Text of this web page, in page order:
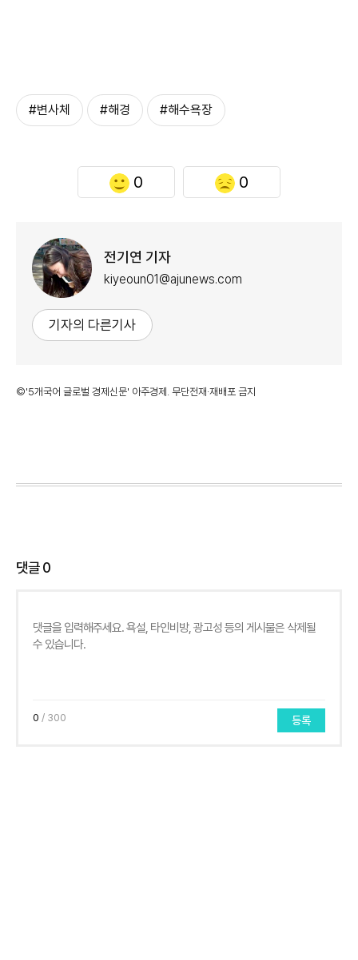
#변사체 #해경 #해수욕장
0 0
전기연 기자
kiyeoun01@ajunews.com
기자의 다른기사
©'5개국어 글로벌 경제신문' 아주경제. 무단전재·재배포 금지
댓글0
0 / 300 등록